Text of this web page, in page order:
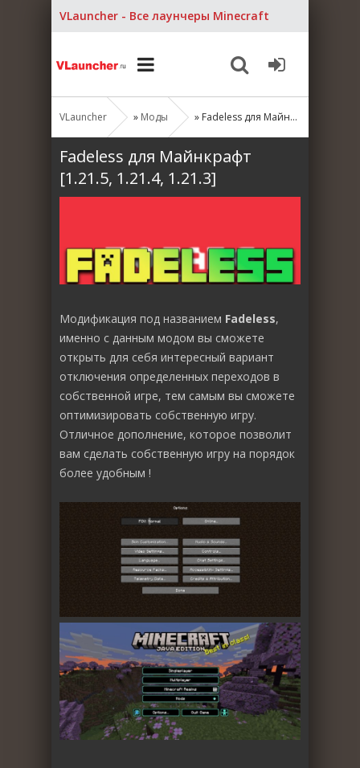
VLauncher - Все лаунчеры Minecraft
VLauncher » Моды » Fadeless для Майнкрафт [1.21.5, 1.21.4, 1.21.3]
Fadeless для Майнкрафт
[1.21.5, 1.21.4, 1.21.3]
Модификация под названием Fadeless,
именно с данным модом вы сможете
открыть для себя интересный вариант
отключения определенных переходов в
собственной игре, тем самым вы сможете
оптимизировать собственную игру.
Отличное дополнение, которое позволит
вам сделать собственную игру на порядок
более удобным !